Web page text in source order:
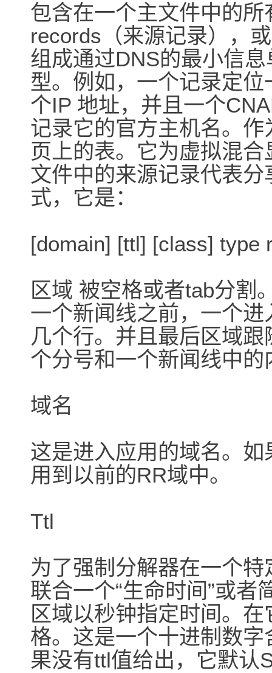
包含在一个主文件中的
records（来源记录），
组成通过DNS的最小信
型。例如，一个记录定
个IP 地址，并且一个
记录它的官方主机名。
页上的表。它为虚拟混
文件中的来源记录代表
式，它是：
[domain] [ttl] [class] type
区域 被空格或者tab分割
一个新闻线之前，一个
几个行。并且最后区域
个分号和一个新闻线中的
域名
这是进入应用的域名。
用到以前的RR域中。
Ttl
为了强制分解器在一个
联合一个“生命时间”或者
区域以秒钟指定时间。
格。这是一个十进制数
果没有ttl值给出，它默认